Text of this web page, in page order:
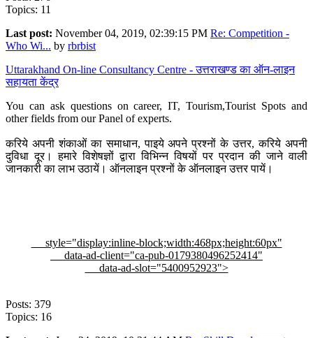
Topics: 11
Last post: November 04, 2019, 02:39:15 PM Re: Competition -
Who Wi... by rbrbist
Uttarakhand On-line Consultancy Centre - उत्तराखण्ड का ऑन-लाइन
सहायता केंद्र
You can ask questions on career, IT, Tourism,Tourist Spots and
other fields from our Panel of experts.
करिये अपनी शंकाओं का समाधान, पाइये अपने प्रश्नों के उत्तर, करिये अपनी
दुविधा दूर। हमारे विशेषज्ञों द्वारा विभिन्न विषयों पर प्रदान की जाने वाली
जानकारी का लाभ उठायें। ऑनलाइन प्रश्नों के ऑनलाइन उत्तर पायें।
style="display:inline-block;width:468px;height:60px"
data-ad-client="ca-pub-0179380496252414"
data-ad-slot="5400952923">
Posts: 379
Topics: 16